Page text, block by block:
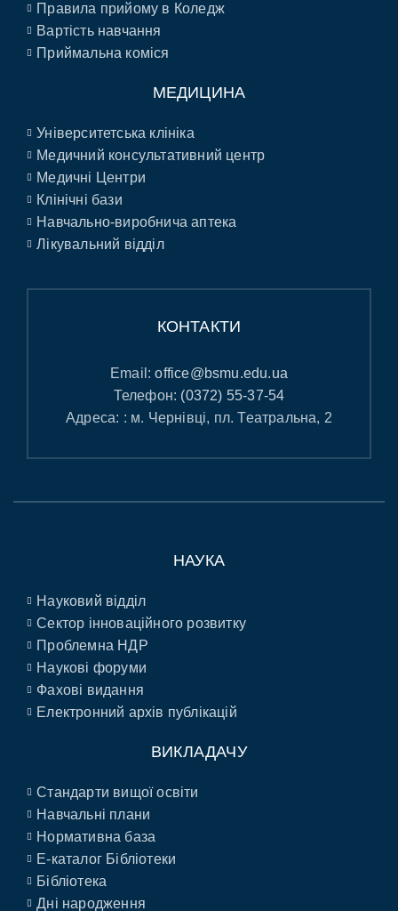
Правила прийому в Коледж
Вартість навчання
Приймальна коміся
МЕДИЦИНА
Університетська клініка
Медичний консультативний центр
Медичні Центри
Клінічні бази
Навчально-виробнича аптека
Лікувальний відділ
КОНТАКТИ
Email:office@bsmu.edu.ua
Телефон: (0372) 55-37-54
Адреса: : м. Чернівці, пл. Театральна, 2
НАУКА
Науковий відділ
Сектор інноваційного розвитку
Проблемна НДР
Наукові форуми
Фахові видання
Електронний архів публікацій
ВИКЛАДАЧУ
Стандарти вищої освіти
Навчальні плани
Нормативна база
E-каталог Бібліотеки
Бібліотека
Дні народження